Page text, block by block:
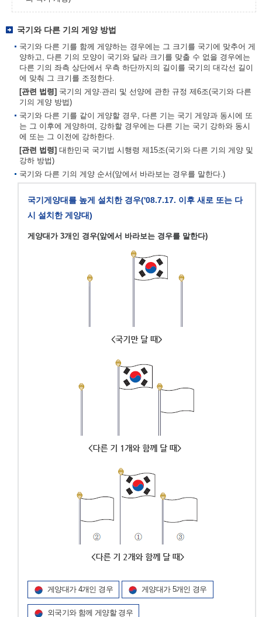
국기와 다른 기의 게양 방법
국기와 다른 기를 함께 게양하는 경우에는 그 크기를 국기에 맞추어 게
양하고, 다른 기의 모양이 국기와 달라 크기를 맞출 수 없을 경우에는
다른 기의 좌측 상단에서 우측 하단까지의 길이를 국기의 대각선 길이
에 맞춰 그 크기를 조정한다.
[관련 법령] 국기의 게양·관리 및 선양에 관한 규정 제6조(국기와 다른
기의 게양 방법)
국기와 다른 기를 같이 게양할 경우, 다른 기는 국기 게양과 동시에 또
는 그 이후에 게양하며, 강하할 경우에는 다른 기는 국기 강하와 동시
에 또는 그 이전에 강하한다.
[관련 법령] 대한민국 국기법 시행령 제15조(국기와 다른 기의 게양 및
강하 방법)
국기와 다른 기의 게양 순서(앞에서 바라보는 경우를 말한다.)
국기게양대를 높게 설치한 경우('08.7.17. 이후 새로 또는 다
시 설치한 게양대)
게양대가 3개인 경우(앞에서 바라보는 경우를 말한다)
게양대가 4개인 경우 게양대가 5개인 경우
외국기와 함께 게양할 경우